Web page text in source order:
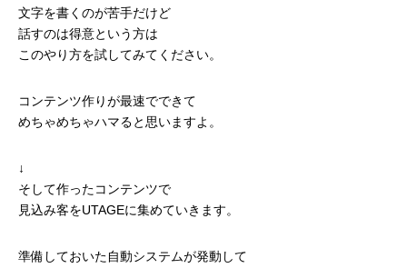
文字を書くのが苦手だけど
話すのは得意という方は
このやり方を試してみてください。
コンテンツ作りが最速でできて
めちゃめちゃハマると思いますよ。
↓
そして作ったコンテンツで
見込み客をUTAGEに集めていきます。
準備しておいた自動システムが発動して